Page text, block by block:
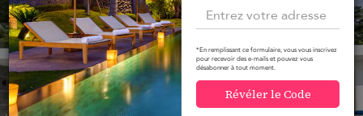
Réduction -10%
*En remplissant ce formulaire, vous vous inscrivez
pour recevoir des e-mails et pouvez vous
désabonner à tout moment.
Révéler le Code